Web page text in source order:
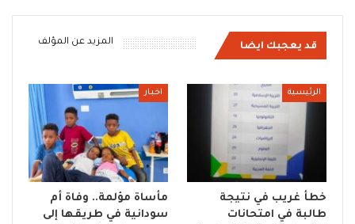
قد يعجبك ايضا المزيد عن المؤلف
الرئيسية
خطأ غريب في نتيجة
طالبة في امتحانات
اخبار
مأساة مؤلمة.. وفاة أم
سودانية في طريقها إلى